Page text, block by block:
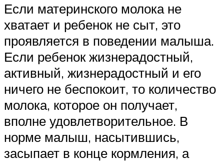
Если материнского молока не
хватает и ребенок не сыт, это
проявляется в поведении малыша.
Если ребенок жизнерадостный,
активный, жизнерадостный и его
ничего не беспокоит, то количество
молока, которое он получает,
вполне удовлетворительное. В
норме малыш, насытившись,
засыпает в конце кормления, а